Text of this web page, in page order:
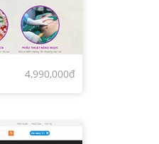
4,990,000đ